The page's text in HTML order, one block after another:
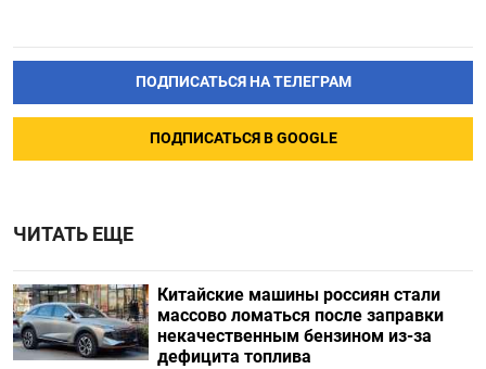
ПОДПИСАТЬСЯ НА ТЕЛЕГРАМ
ПОДПИСАТЬСЯ В GOOGLE
ЧИТАТЬ ЕЩЕ
Китайские машины россиян стали
массово ломаться после заправки
некачественным бензином из-за
дефицита топлива